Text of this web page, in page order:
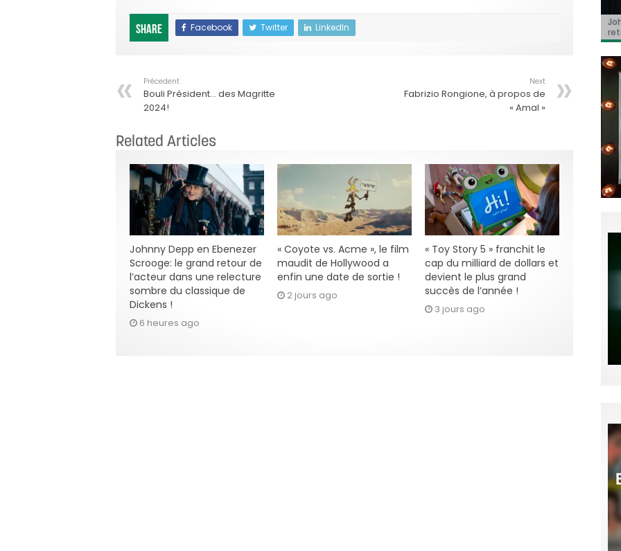
Share Facebook Twitter LinkedIn
Précedent
Bouli Président… des Magritte
2024!
Next
Fabrizio Rongione, à propos de
« Amal »
Related Articles
Johnny Depp en Ebenezer
Scrooge: le grand retour de
l’acteur dans une relecture
sombre du classique de
Dickens !
6 heures ago
« Coyote vs. Acme », le film
maudit de Hollywood a
enfin une date de sortie !
2 jours ago
« Toy Story 5 » franchit le
cap du milliard de dollars et
devient le plus grand
succès de l’année !
3 jours ago
du
«
«